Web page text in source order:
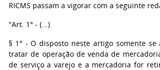
RICMS passam a vigorar com a seguinte
"Art. 1° - (...)
§ 1° - O disposto neste artigo somente
tratar de operação de venda de
de serviço a varejo e a mercadoria for